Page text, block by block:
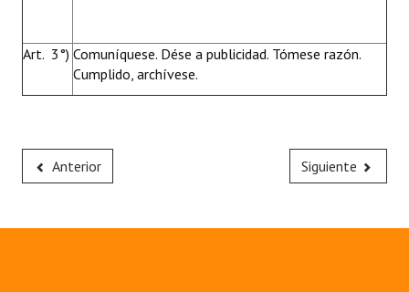
Art. 3°) Comuníquese. Dése a publicidad. Tómese razón.
Cumplido, archívese.
Anterior Siguiente